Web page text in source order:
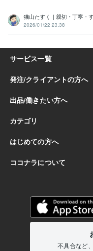
猫山たすく｜親切・丁寧・
2026/01/22 23:38